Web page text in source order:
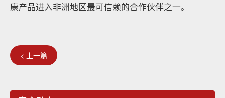
康产品进入非洲地区最可信赖的合作伙伴之一。
< 上一篇